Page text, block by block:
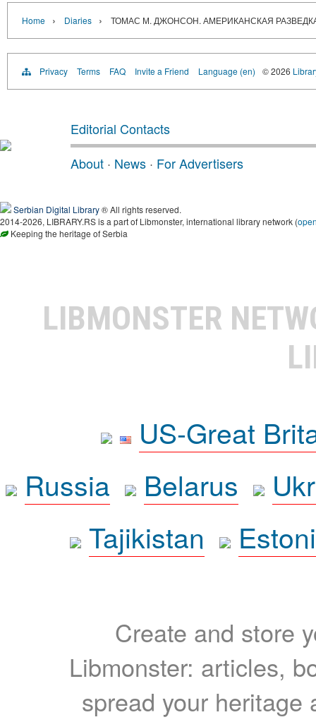
Home › Diaries › ТОМАС М. ДЖОНСОН. АМЕРИКАНСКАЯ
Privacy Terms FAQ Invite a Friend Language (en) © 2026
Editorial Contacts
About · News · For Advertisers
Serbian Digital Library® All rights reserved.
2014-2026, LIBRARY.RS is a part of Libmonster, international library network (
Keeping the heritage of Serbia
LIBMONSTER
US-Great
Russia
Belarus
Tajikistan
Create and store
Libmonster: articles,
spread your heritage